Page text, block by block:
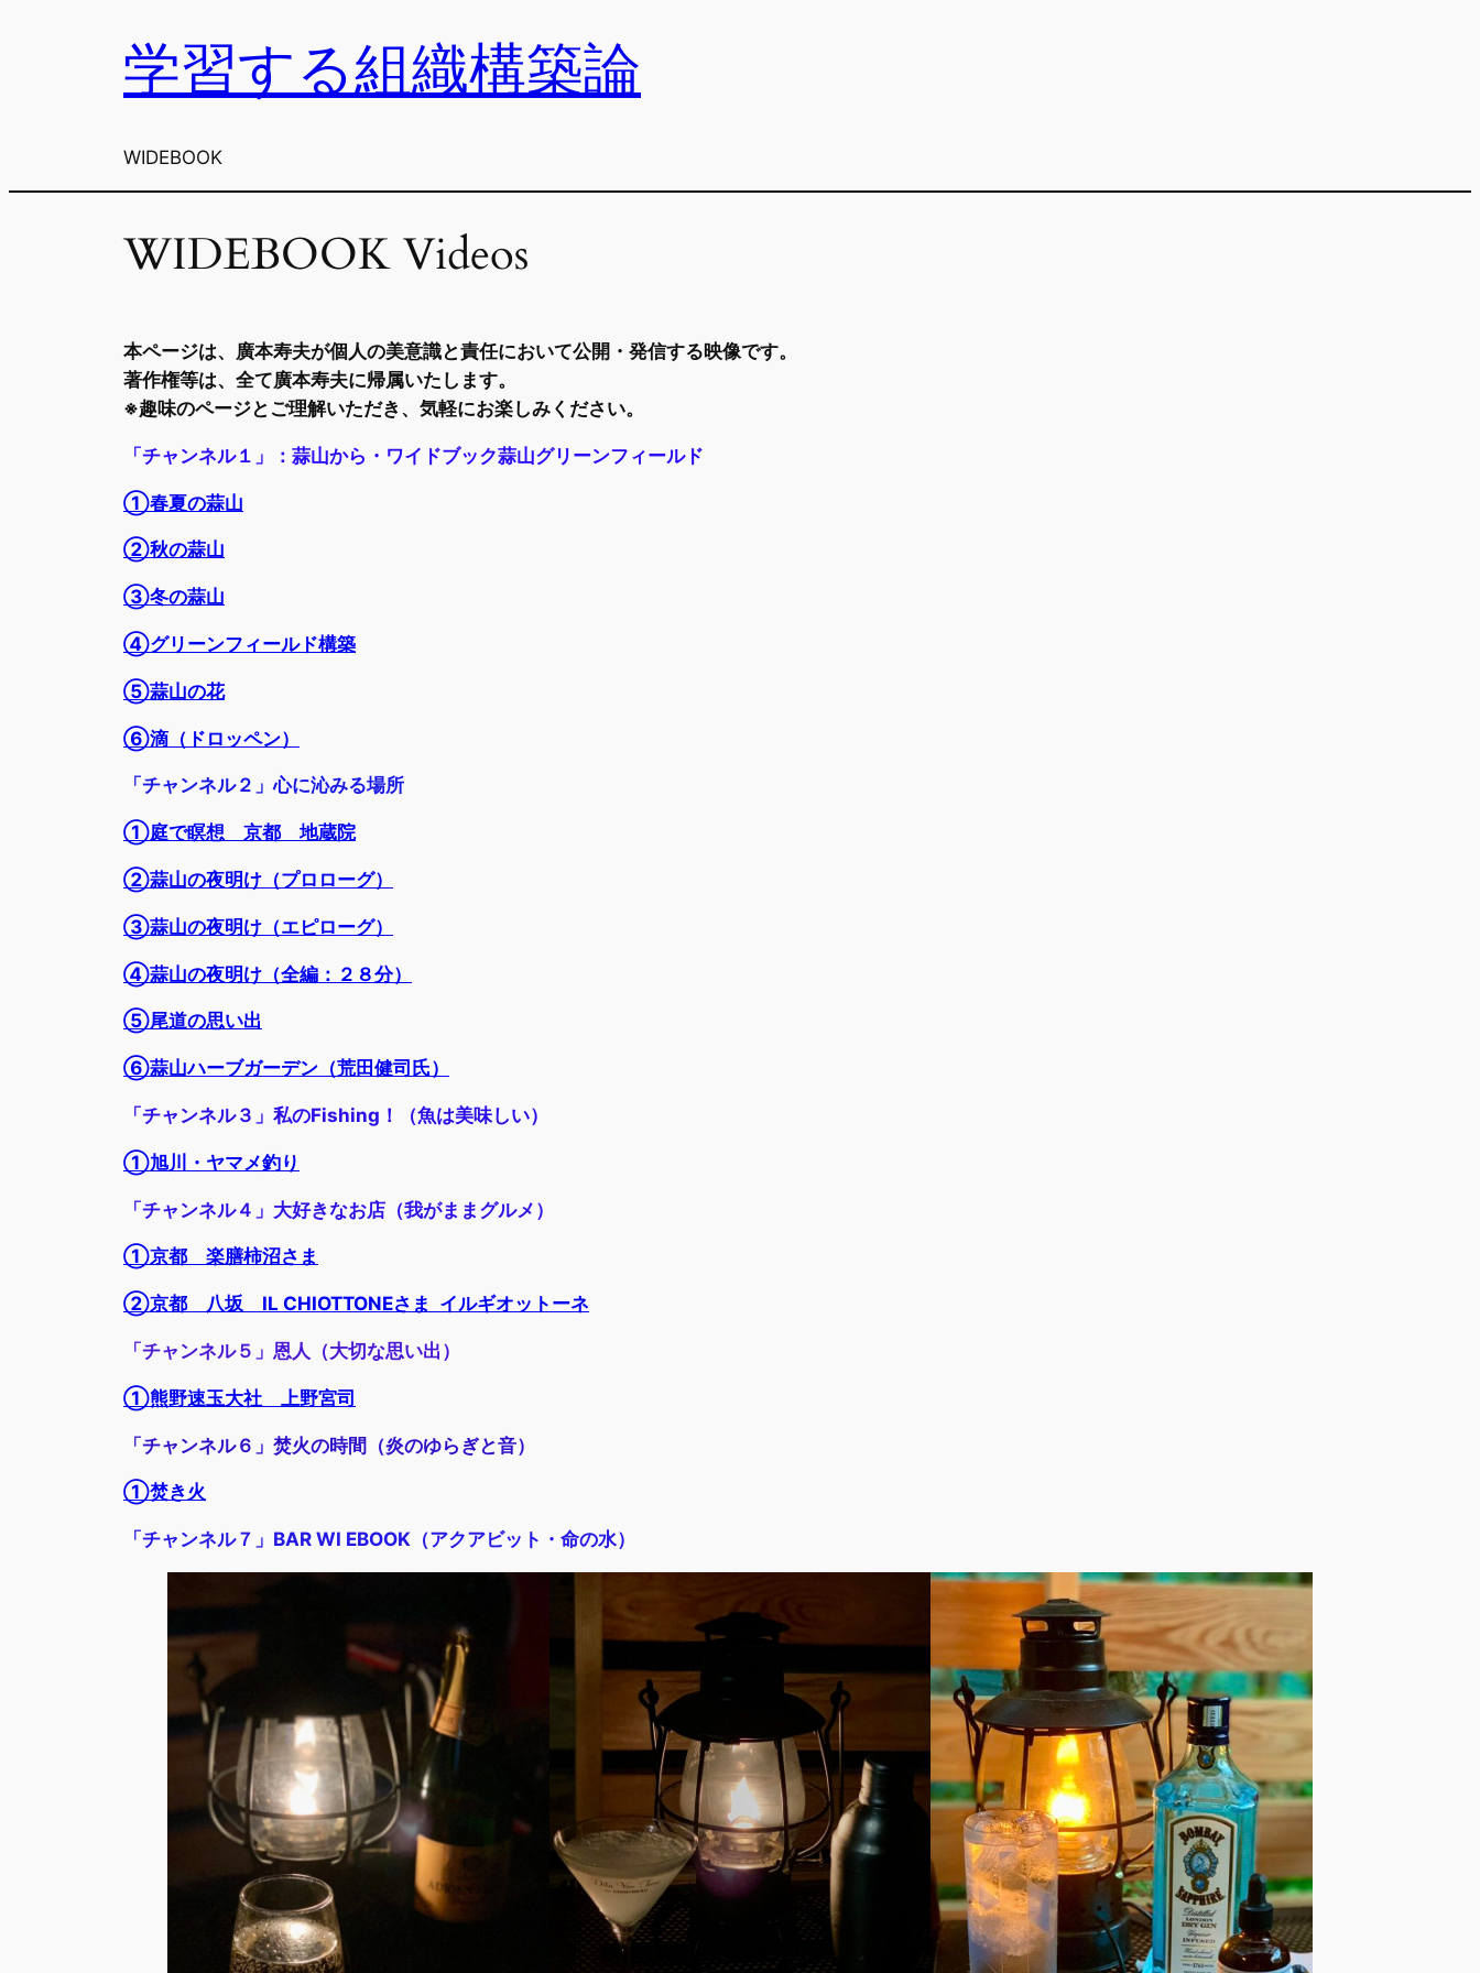
ッ
学習する組織構築論
WIDEBOOK
WIDEBOOK Videos
本ページは、廣本寿夫が個人の美意識と責任において公開・発信する映像です。
著作権等は、全て廣本寿夫に帰属いたします。
※趣味のページとご理解いただき、気軽にお楽しみください。
「チャンネル１」：蒜山から・ワイドブック蒜山グリーンフィールド
①春夏の蒜山
②秋の蒜山
③冬の蒜山
④グリーンフィールド構築
⑤蒜山の花
⑥滴（ドロッペン）
「チャンネル２」心に沁みる場所
①庭で瞑想 京都 地蔵院
②蒜山の夜明け（プロローグ）
③蒜山の夜明け（エピローグ）
④蒜山の夜明け（全編：２８分）
⑤尾道の思い出
⑥蒜山ハーブガーデン（荒田健司氏）
「チャンネル３」私のFishing！（魚は美味しい）
①旭川・ヤマメ釣り
「チャンネル４」大好きなお店（我がままグルメ）
①京都 楽膳柿沼さま
②京都 八坂 IL CHIOTTONEさま イルギオットーネ
「チャンネル５」恩人（大切な思い出）
①熊野速玉大社 上野宮司
「チャンネル６」焚火の時間（炎のゆらぎと音）
①焚き火
「チャンネル７」BAR WI EBOOK（アクアビット・命の水）